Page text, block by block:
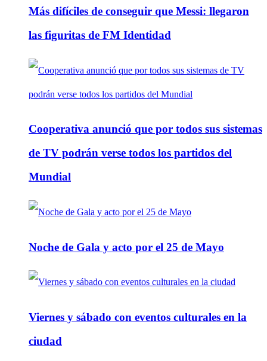
Más difíciles de conseguir que Messi: llegaron
las figuritas de FM Identidad
Cooperativa anunció que por todos sus sistemas
de TV podrán verse todos los partidos del
Mundial
Noche de Gala y acto por el 25 de Mayo
Viernes y sábado con eventos culturales en la
ciudad